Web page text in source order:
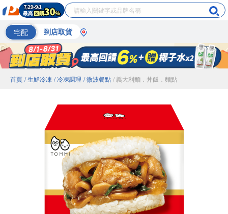
宅配 到店取貨
首頁 / 生鮮冷凍 / 冷凍調理 / 微波餐點 / 義大利麵．丼飯．麵點